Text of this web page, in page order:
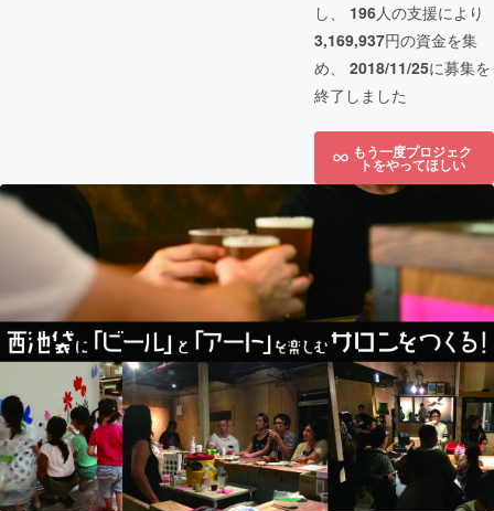
し、 196人の支援により
3,169,937円の資金を集
め、 2018/11/25に募集を
終了しました
もう一度プロジェク
トをやってほしい